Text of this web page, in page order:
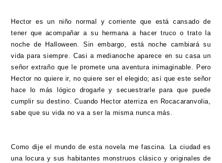
Hector es un niño normal y corriente que está cansado de
tener que acompañar a su hermana a hacer truco o trato la
noche de Halloween. Sin embargo, está noche cambiará su
vida para siempre. Casi a medianoche aparece en su casa un
señor extraño que le promete una aventura inimaginable. Pero
Hector no quiere ir, no quiere ser el elegido; así que este señor
hace lo más lógico drogarle y secuestrarle para que puede
cumplir su destino. Cuando Hector aterriza en Rocacaranvolia,
sabe que su vida no va a ser la misma nunca más.
Como dije el mundo de esta novela me fascina. La ciudad es
una locura y sus habitantes monstruos clásico y originales de